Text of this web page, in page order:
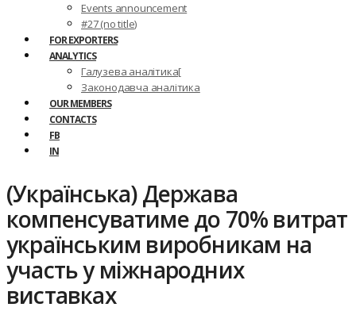
Events announcement
#27 (no title)
FOR EXPORTERS
ANALYTICS
Галузева аналітика[
Законодавча аналітика
OUR MEMBERS
CONTACTS
FB
IN
(Українська) Держава
компенсуватиме до 70% витрат
українським виробникам на
участь у міжнародних
виставках